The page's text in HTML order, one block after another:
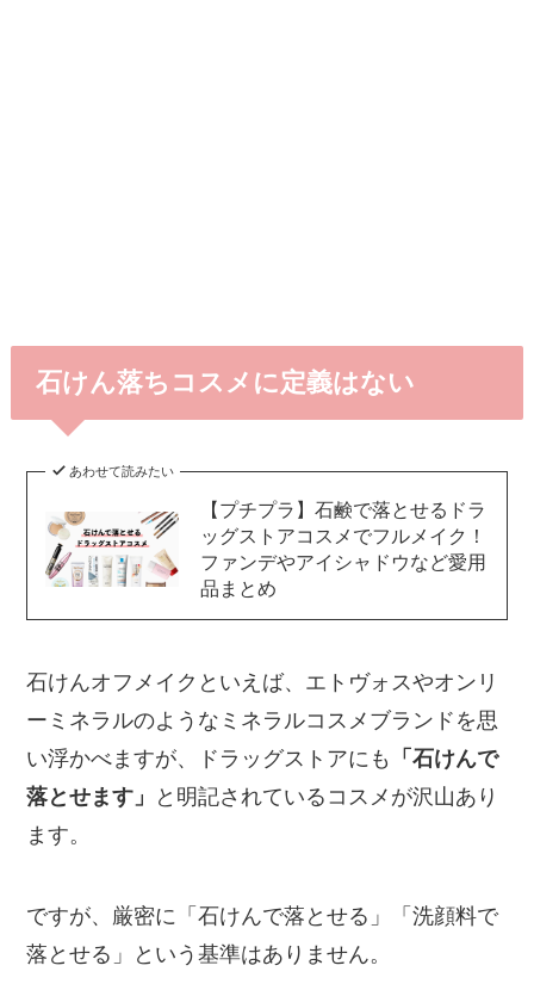
石けん落ちコスメに定義はない
あわせて読みたい
【プチプラ】石鹸で落とせるドラ
ッグストアコスメでフルメイク！
ファンデやアイシャドウなど愛用
品まとめ
石けんオフメイクといえば、エトヴォスやオンリ
ーミネラルのようなミネラルコスメブランドを思
い浮かべますが、ドラッグストアにも
「石けんで
落とせます」
と明記されているコスメが沢山あり
ます。
ですが、厳密に「石けんで落とせる」「洗顔料で
落とせる」という基準はありません。